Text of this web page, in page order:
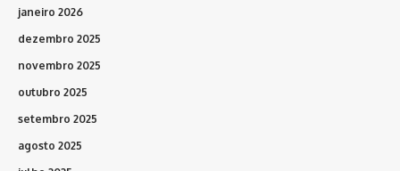
janeiro 2026
dezembro 2025
novembro 2025
outubro 2025
setembro 2025
agosto 2025